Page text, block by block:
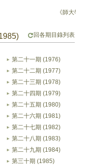
《師大學報》停刊公告
回各期目錄列表
第二十一期 (1976)
第二十二期 (1977)
第二十三期 (1978)
第二十四期 (1979)
第二十五期 (1980)
第二十六期 (1981)
第二十七期 (1982)
第二十八期 (1983)
第二十九期 (1984)
第三十期 (1985)